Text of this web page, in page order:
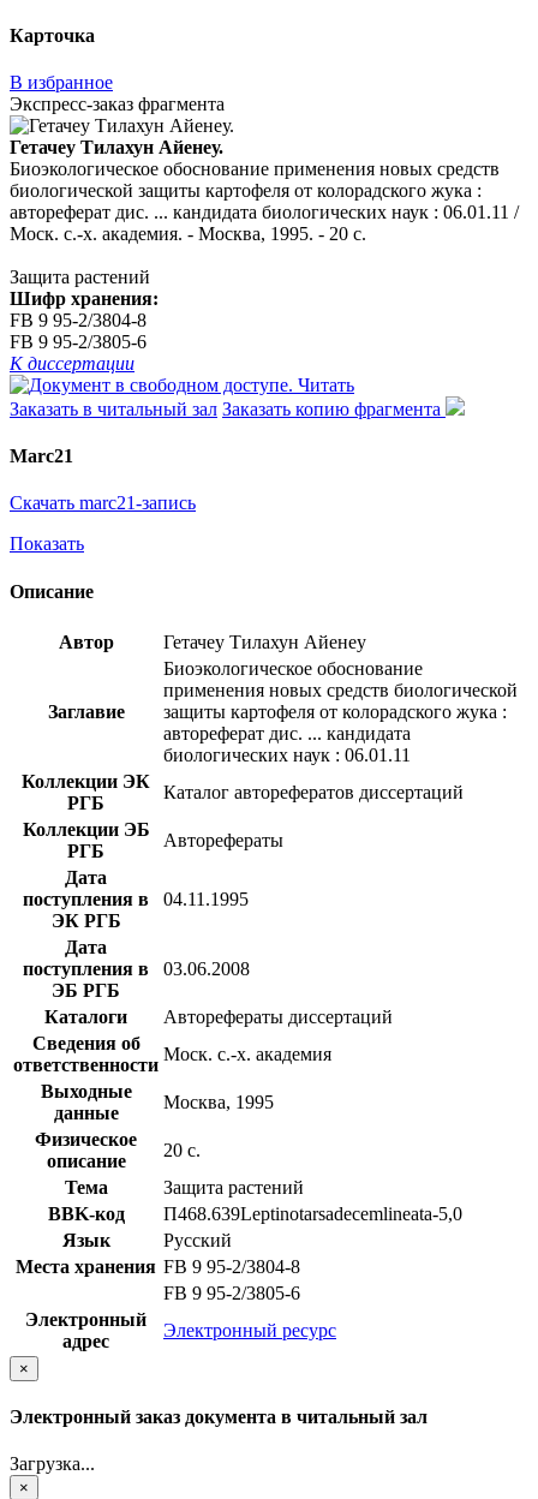
Карточка
В избранное
Экспресс-заказ фрагмента
Гетачеу Тилахун Айенеу.
Биоэкологическое обоснование применения новых средств
биологической защиты картофеля от колорадского жука :
автореферат дис. ... кандидата биологических наук : 06.01.11 /
Моск. с.-х. академия. - Москва, 1995. - 20 с.
Защита растений
Шифр хранения:
FB 9 95-2/3804-8
FB 9 95-2/3805-6
К диссертации
Читать
Заказать в читальный зал Заказать копию фрагмента
Marc21
Скачать marc21-запись
Показать
Описание
Автор Гетачеу Тилахун Айенеу
Заглавие
Биоэкологическое обоснование
применения новых средств биологической
защиты картофеля от колорадского жука :
автореферат дис. ... кандидата
биологических наук : 06.01.11
Коллекции ЭК
РГБ
Каталог авторефератов диссертаций
Коллекции ЭБ
РГБ
Авторефераты
Дата
поступления в
ЭК РГБ
04.11.1995
Дата
поступления в
ЭБ РГБ
03.06.2008
Каталоги
Авторефераты диссертаций
Сведения об
ответственности
Моск. с.-х. академия
Выходные
данные
Москва, 1995
Физическое
описание
20 с.
Тема
Защита растений
BBK-код
П468.639Leptinotarsadecemlineata-5,0
Язык
Русский
Места хранения FB 9 95-2/3804-8
FB 9 95-2/3805-6
Электронный
адрес
Электронный ресурс
×
Электронный заказ документа в читальный зал
Загрузка...
×